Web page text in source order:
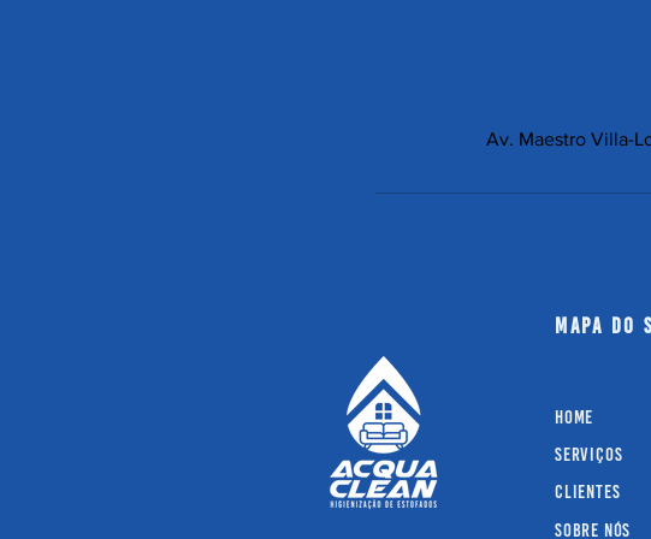
Av. Maestro Villa-
mapa do
home
serviços
clientes
sobre nós